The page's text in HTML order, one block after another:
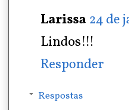
Larissa 24 de
Lindos!!!
Responder
Respostas